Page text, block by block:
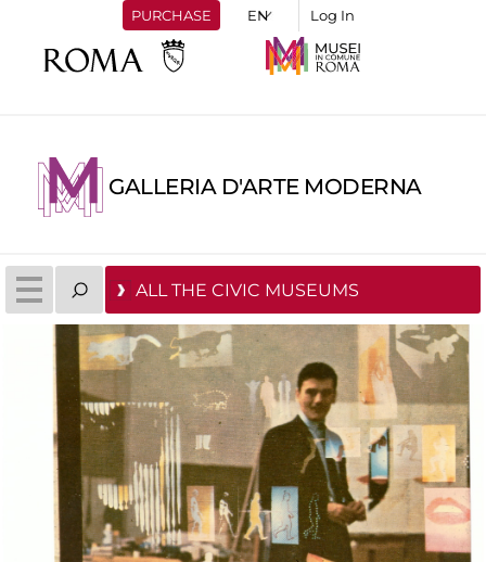
PURCHASE Log In
GALLERIA D'ARTE MODERNA
ALL THE CIVIC MUSEUMS